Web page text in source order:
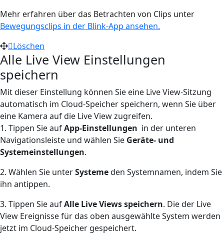
Mehr erfahren über das Betrachten von Clips unter
Bewegungsclips in der Blink-App ansehen.
Löschen
Alle Live View Einstellungen
speichern
Mit dieser Einstellung können Sie eine Live View-Sitzung
automatisch im Cloud-Speicher speichern, wenn Sie über
eine Kamera auf die Live View zugreifen.
1. Tippen Sie aufApp-Einstellungen in der unteren
Navigationsleiste und wählen Sie Geräte- und
Systemeinstellungen.
2. Wählen Sie unterSystemeden Systemnamen, indem Sie
ihn antippen.
3. Tippen Sie aufAlle Live Views speichern. Die der Live
View Ereignisse für das oben ausgewählte System werden
jetzt im Cloud-Speicher gespeichert.